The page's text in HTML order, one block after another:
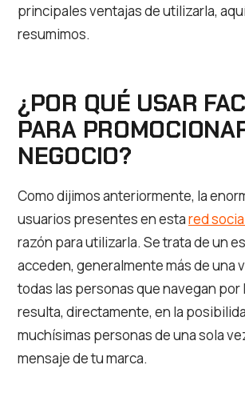
principales ventajas de utilizarla,
resumimos.
¿POR QUÉ USAR
PARA
NEGOCIO?
Como dijimos anteriormente, la
usuarios presentes en estared
razón para utilizarla. Se trata de un
acceden, generalmente más de una
todas las personas que navegan por
resulta, directamente, en la
muchísimas personas de una sola
mensaje de tu marca.